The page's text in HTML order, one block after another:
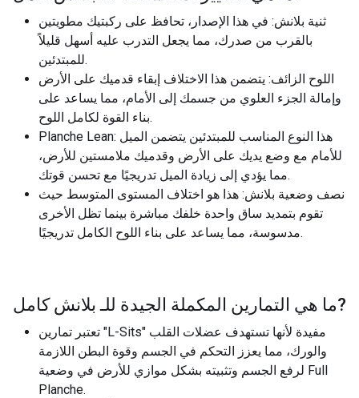
ثنية بلانش: في هذا الإصدار، تحافظ على ركبتيك مطويتين
بالقرب من صدرك، مما يجعل التدرب عليه أسهل قليلاً
للمبتدئين.
اللوح الزائف: يتضمن هذا الاختلاف إبقاء قدميك على الأرض
وإمالة الجزء العلوي من جسمك إلى الأمام، مما يساعد على
بناء القوة لكامل اللوح.
Planche Lean: هذا النوع المناسب للمبتدئين يتضمن الميل
للأمام مع وضع يديك على الأرض وقدميك ملامستين للأرض،
مما يؤدي إلى زيادة الميل تدريجيًا مع تحسن قوتك.
نصف وضعية بلانش: هذا هو اختلاف المستوى المتوسط ​​حيث
تقوم بتمديد ساق واحدة خلفك مباشرة بينما تظل الأخرى
مدسوسة، مما يساعد على بناء اللوح الكامل تدريجيًا.
ما هي التمارين المكملة الجيدة للـ بلانش كامل ?
تعتبر تمارين "L-Sits" مفيدة لأنها تستهدف عضلات القلب
والورك، مما يعزز التحكم في الجسم وقوة البطن اللازمة
لرفع الجسم وتثبيته بشكل موازي للأرض في وضعية Full
Planche.